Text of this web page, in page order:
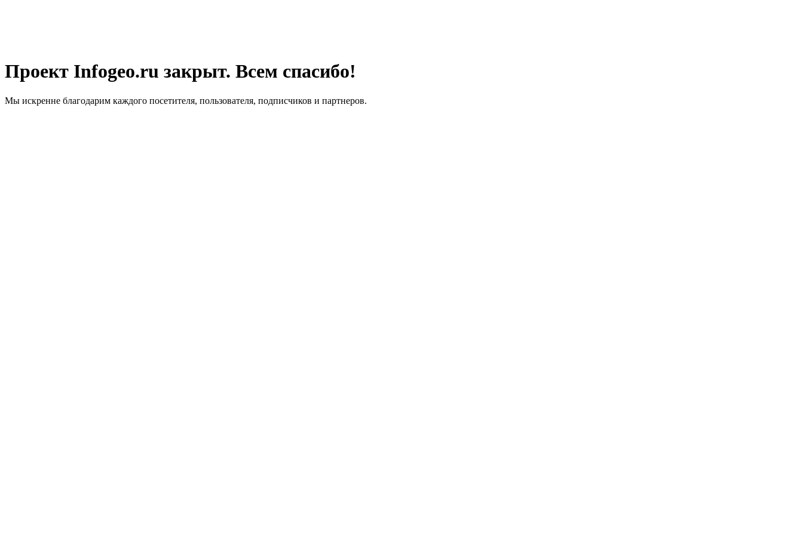
Проект Infogeo.ru закрыт. Всем спасибо!
Мы искренне благодарим каждого посетителя, пользователя, подписчиков и партнеров.